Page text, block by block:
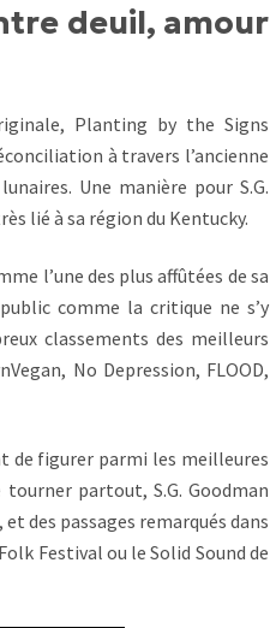
deuil, amour
Planting by the Signs
à travers l’ancienne
Une manière pour S.G.
lié à sa région du Kentucky.
l’une des plus affûtées de sa
comme la critique ne s’y
classements des meilleurs
No Depression, FLOOD,
de figurer parmi les meilleures
partout, S.G. Goodman
des passages remarqués dans
Festival ou le Solid Sound de